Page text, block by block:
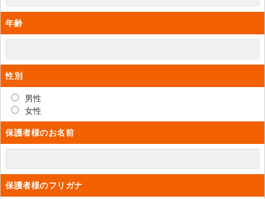
年齢
性別
男性
女性
保護者様のお名前
保護者様のフリガナ